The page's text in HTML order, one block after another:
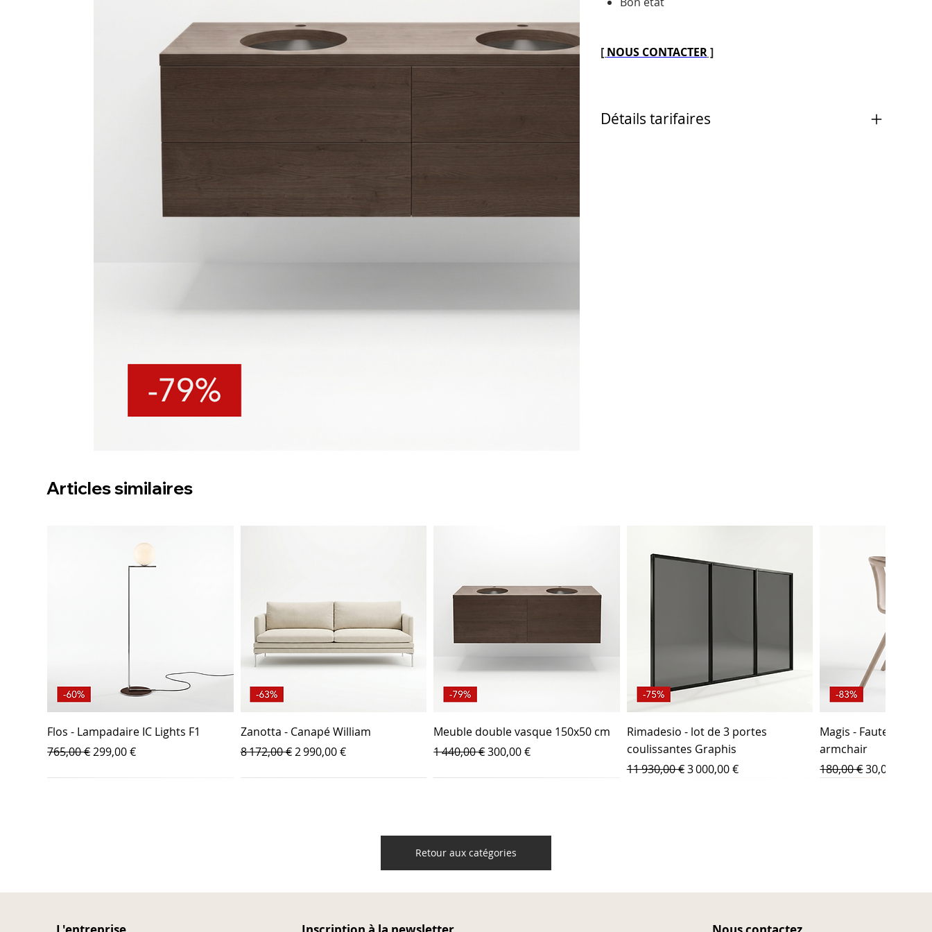
[ NOUS CONTACTER]
Détails tarifaires
Articles similaires
Flos - Lampadaire IC Lights F1
Prix original
765,00 € Prix promotionnel
299,00 €
Zanotta - Canapé William
Prix original
8 172,00 € Prix promotionnel
2 990,00 €
Meuble double vasque 150x50 cm
Prix original
1 440,00 €Prix promotionnel
300,00 €
Rimadesio - lot de 3 portes
coulissantes Graphis
Prix original
11 930,00 €Prix promotionnel
3 000,00 €
Magis - Fauteuil
armchair
Prix original
180,00 €Prix
30,00 €
Retour aux catégories